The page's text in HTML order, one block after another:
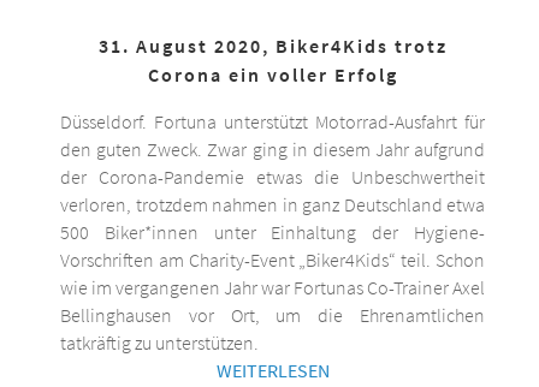
31. August 2020, Biker4Kids trotz
Corona ein voller Erfolg
Düsseldorf. Fortuna unterstützt Motorrad-Ausfahrt für
den guten Zweck. Zwar ging in diesem Jahr aufgrund
der Corona-Pandemie etwas die Unbeschwertheit
verloren, trotzdem nahmen in ganz Deutschland etwa
500 Biker*innen unter Einhaltung der Hygiene-
Vorschriften am Charity-Event „Biker4Kids“ teil. Schon
wie im vergangenen Jahr war Fortunas Co-Trainer Axel
Bellinghausen vor Ort, um die Ehrenamtlichen
tatkräftig zu unterstützen.
WEITERLESEN